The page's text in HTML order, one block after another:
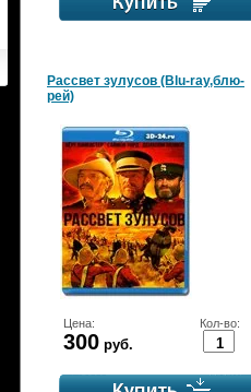
Рассвет зулусов (Blu-ray,блю-
рей)
Цена:
300 руб.
Кол-во: